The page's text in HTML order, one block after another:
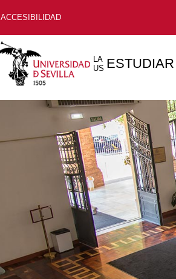
ACCESIBILIDAD
LA
US ESTUDIAR